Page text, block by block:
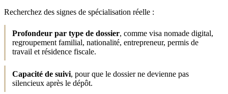
Recherchez des signes de spécialisation réelle :
Profondeur par type de dossier, comme visa nomade digital,
regroupement familial, nationalité, entrepreneur, permis de
travail et résidence fiscale.
Capacité de suivi, pour que le dossier ne devienne pas
silencieux après le dépôt.